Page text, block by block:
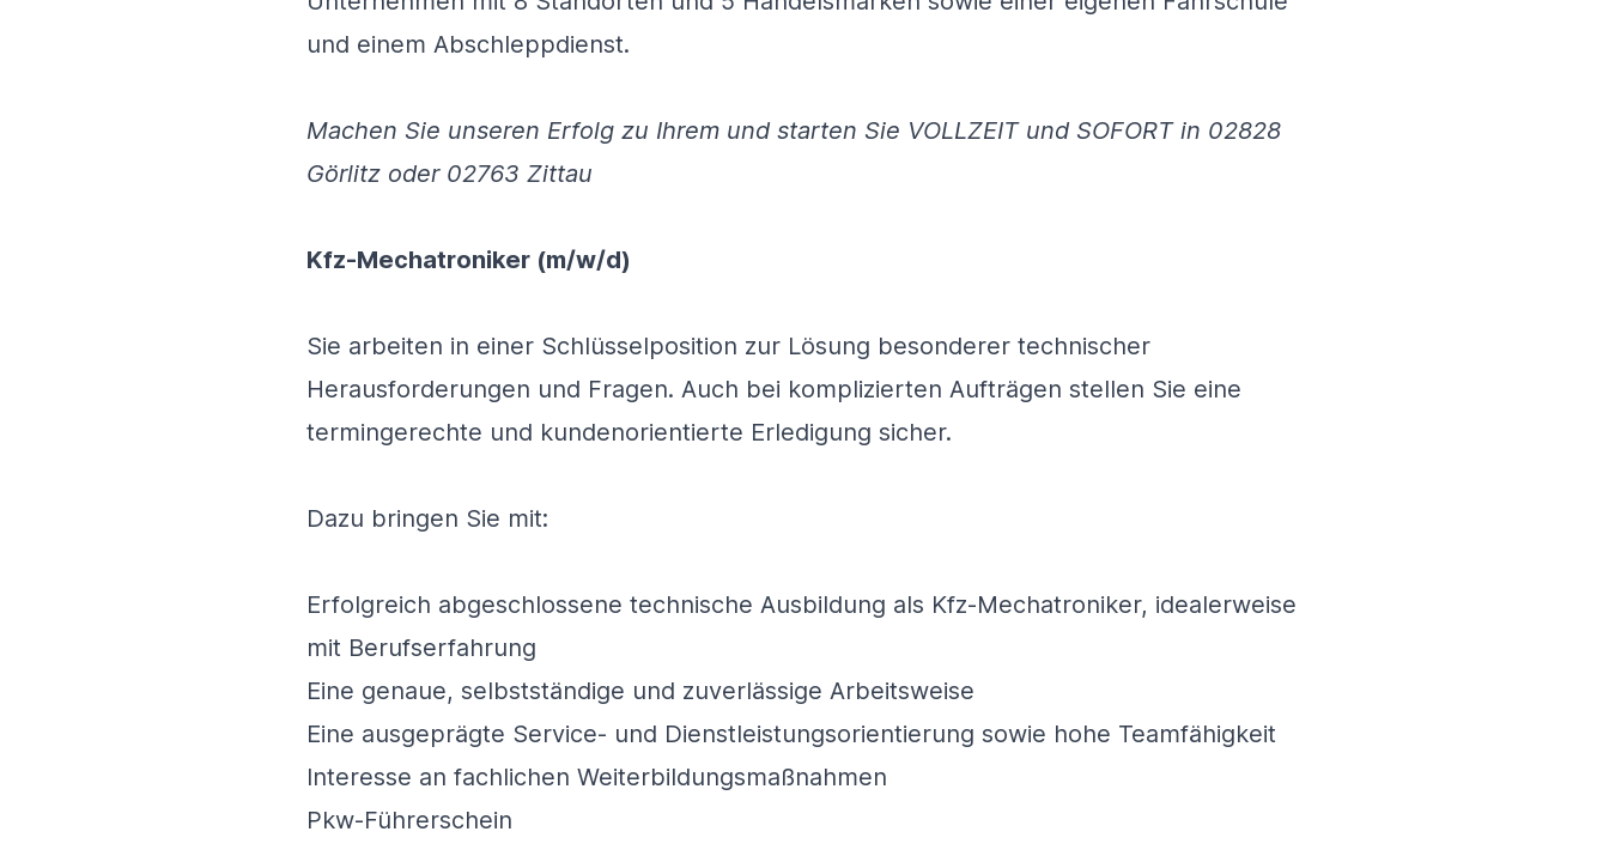
und einem Abschleppdienst.
Machen Sie unseren Erfolg zu Ihrem und starten Sie VOLLZEIT und SOFORT in 02828
Görlitz oder 02763 Zittau
Kfz-Mechatroniker (m/w/d)
Sie arbeiten in einer Schlüsselposition zur Lösung besonderer technischer
Herausforderungen und Fragen. Auch bei komplizierten Aufträgen stellen Sie eine
termingerechte und kundenorientierte Erledigung sicher.
Dazu bringen Sie mit:
Erfolgreich abgeschlossene technische Ausbildung als Kfz-Mechatroniker, idealerweise
mit Berufserfahrung
Eine genaue, selbstständige und zuverlässige Arbeitsweise
Eine ausgeprägte Service- und Dienstleistungsorientierung sowie hohe Teamfähigkeit
Interesse an fachlichen Weiterbildungsmaßnahmen
Pkw-Führerschein